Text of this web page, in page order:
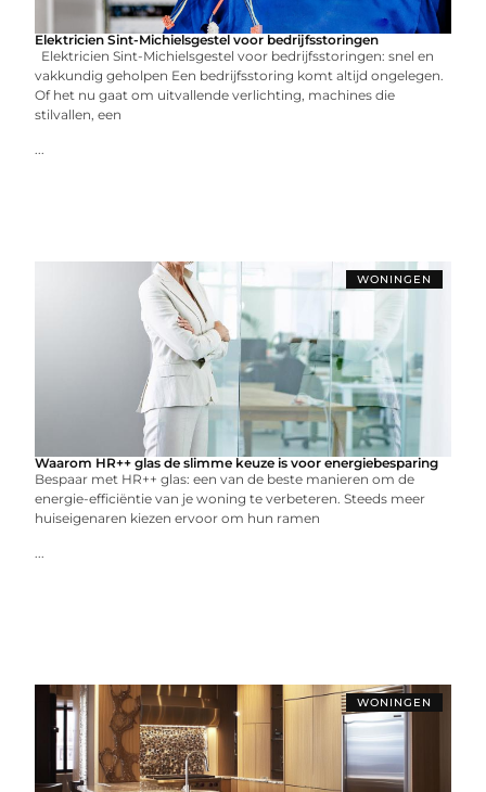
Elektricien Sint-Michielsgestel voor bedrijfsstoringen
Elektricien Sint-Michielsgestel voor bedrijfsstoringen: snel en
vakkundig geholpen Een bedrijfsstoring komt altijd ongelegen.
Of het nu gaat om uitvallende verlichting, machines die
stilvallen, een
...
WONINGEN
Waarom HR++ glas de slimme keuze is voor energiebesparing
Bespaar met HR++ glas: een van de beste manieren om de
energie-efficiëntie van je woning te verbeteren. Steeds meer
huiseigenaren kiezen ervoor om hun ramen
...
WONINGEN